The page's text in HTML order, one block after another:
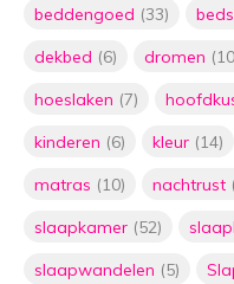
beddengoed (33)
dekbed (6) dromen
hoeslaken (7)
kinderen (6) kleur (14)
matras (10) nachtrust
slaapkamer (52)
slaapwandelen (5)